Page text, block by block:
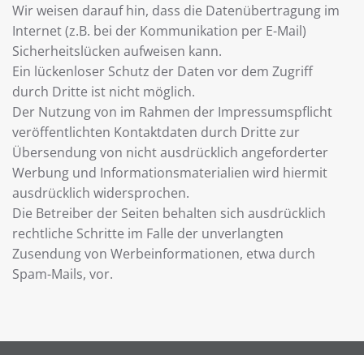
Wir weisen darauf hin, dass die Datenübertragung im
Internet (z.B. bei der Kommunikation per E-Mail)
Sicherheitslücken aufweisen kann.
Ein lückenloser Schutz der Daten vor dem Zugriff
durch Dritte ist nicht möglich.
Der Nutzung von im Rahmen der Impressumspflicht
veröffentlichten Kontaktdaten durch Dritte zur
Übersendung von nicht ausdrücklich angeforderter
Werbung und Informationsmaterialien wird hiermit
ausdrücklich widersprochen.
Die Betreiber der Seiten behalten sich ausdrücklich
rechtliche Schritte im Falle der unverlangten
Zusendung von Werbeinformationen, etwa durch
Spam-Mails, vor.